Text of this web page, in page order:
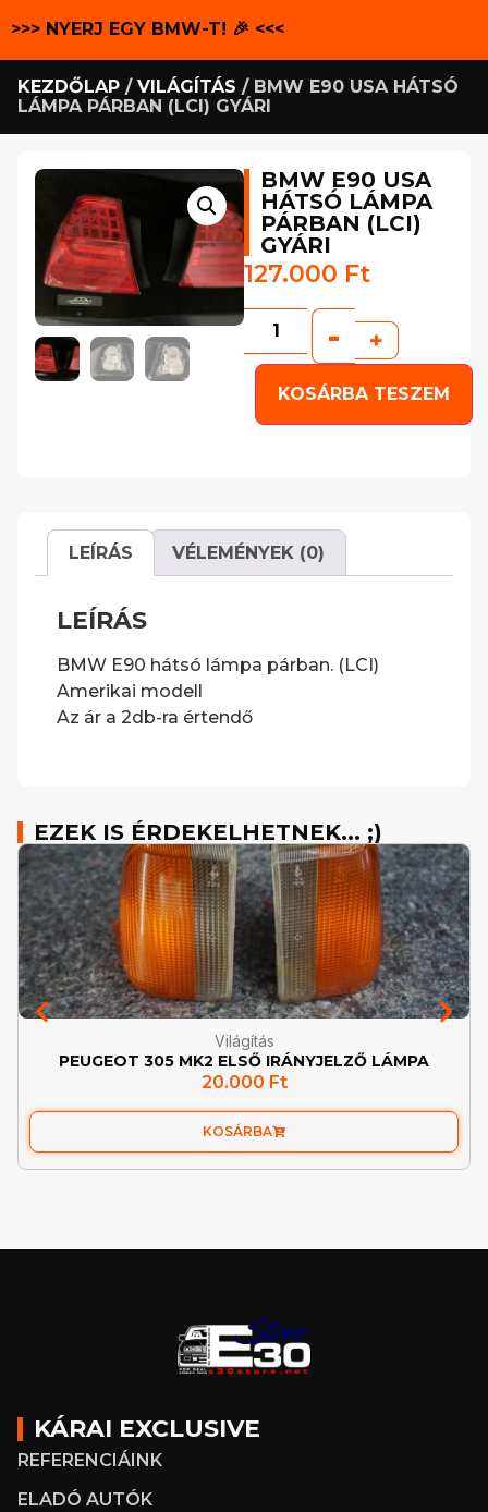
>>> NYERJ EGY BMW-T! 🎉 <<<
KEZDŐLAP / VILÁGÍTÁS / BMW E90 USA HÁTSÓ
LÁMPA PÁRBAN (LCI) GYÁRI
BMW E90 USA
HÁTSÓ LÁMPA
PÁRBAN (LCI)
GYÁRI
127.000 Ft
- +
KOSÁRBA TESZEM
LEÍRÁS VÉLEMÉNYEK (0)
LEÍRÁS
BMW E90 hátsó lámpa párban. (LCI)
Amerikai modell
Az ár a 2db-ra értendő
EZEK IS ÉRDEKELHETNEK... ;)
Világítás
PEUGEOT 305 MK2 ELSŐ IRÁNYJELZŐ LÁMPA
20.000 Ft
KOSÁRBA
KÁRAI EXCLUSIVE
REFERENCIÁINK
ELADÓ AUTÓK